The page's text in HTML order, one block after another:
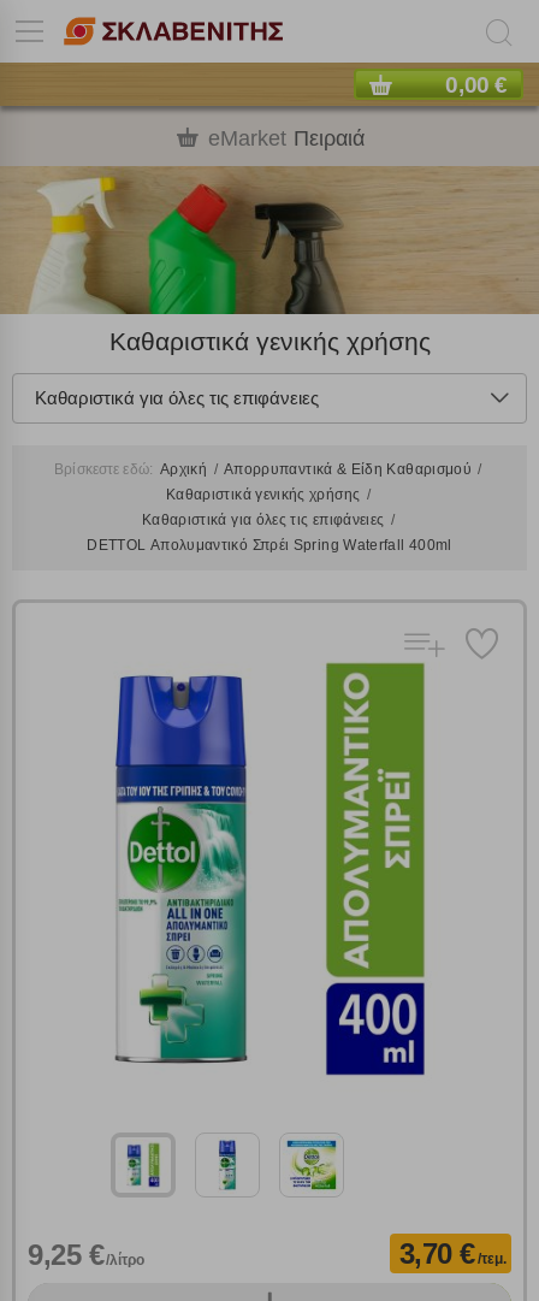
0,00 €
eMarket Πειραιά
Καθαριστικά γενικής χρήσης
Καθαριστικά για όλες τις επιφάνειες
Βρίσκεστε εδώ: Αρχική
Απορρυπαντικά & Είδη Καθαρισμού
Καθαριστικά γενικής χρήσης
Καθαριστικά για όλες τις επιφάνειες
DETTOL Απολυμαντικό Σπρέι Spring Waterfall 400ml
9,25 €/λίτρο 3,70 €/τεμ.